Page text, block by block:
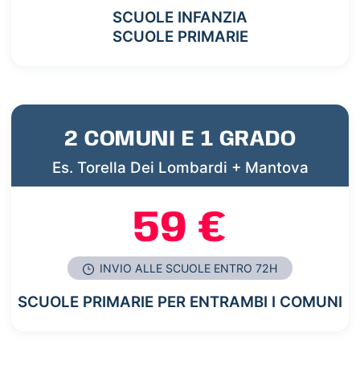
SCUOLE INFANZIA
SCUOLE PRIMARIE
2 COMUNI E 1 GRADO
Es. Torella Dei Lombardi + Mantova
59 €
INVIO ALLE SCUOLE ENTRO 72H
SCUOLE PRIMARIE PER ENTRAMBI I COMUNI